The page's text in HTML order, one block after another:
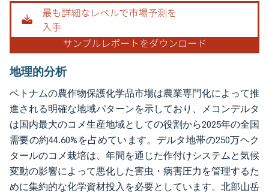
地理的分析
ベトナムの農作物保護化学品市場は農業専門化によって推
進される明確な地域パターンを示しており、メコンデルタ
は国内最大のコメ生産地域としての役割から2025年の全国
需要の約44.60%を占めています。デルタ地帯の250万ヘク
タールのコメ栽培は、年間を通じた作付けシステムと気候
変動の影響によって悪化した害虫・病害圧力を管理するた
めに集約的な化学資材投入を必要としています。北部山岳